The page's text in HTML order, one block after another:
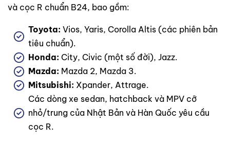
và cọc R chuẩn B24, bao gồm:
Toyota: Vios, Yaris, Corolla Altis (các phiên bản
tiêu chuẩn).
Honda: City, Civic (một số đời), Jazz.
Mazda: Mazda 2, Mazda 3.
Mitsubishi: Xpander, Attrage.
Các dòng xe sedan, hatchback và MPV cỡ
nhỏ/trung của Nhật Bản và Hàn Quốc yêu cầu
cọc R.